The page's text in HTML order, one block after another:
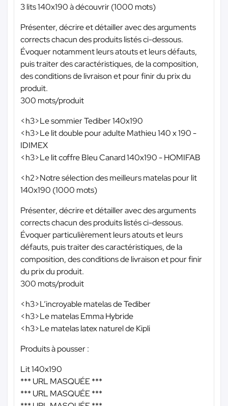
3 lits 140x190 à découvrir (1000 mots)
Présenter, décrire et détailler avec des arguments
corrects chacun des produits listés ci-dessous.
Évoquer notamment leurs atouts et leurs défauts,
puis traiter des caractéristiques, de la composition,
des conditions de livraison et pour finir du prix du
produit.
300 mots/produit
<h3>Le sommier Tediber 140x190
<h3>Le lit double pour adulte Mathieu 140 x 190 -
IDIMEX
<h3>Le lit coffre Bleu Canard 140x190 - HOMIFAB
<h2>Notre sélection des meilleurs matelas pour lit
140x190 (1000 mots)
Présenter, décrire et détailler avec des arguments
corrects chacun des produits listés ci-dessous.
Évoquer particulièrement leurs atouts et leurs
défauts, puis traiter des caractéristiques, de la
composition, des conditions de livraison et pour finir
du prix du produit.
300 mots/produit
<h3>L’incroyable matelas de Tediber
<h3>Le matelas Emma Hybride
<h3>Le matelas latex naturel de Kipli
Produits à pousser :
Lit 140x190
*** URL MASQUÉE ***
*** URL MASQUÉE ***